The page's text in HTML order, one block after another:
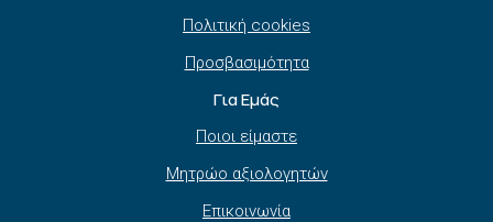
Πολιτική cookies
Προσβασιμότητα
Για Εμάς
Ποιοι είμαστε
Μητρώο αξιολογητών
Επικοινωνία